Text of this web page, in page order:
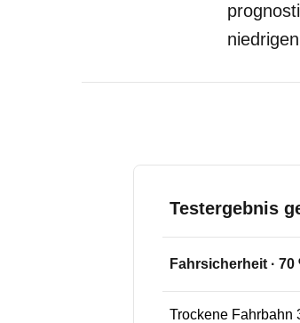
Testergebnis
Fahrsicherheit · 70
Trockene Fahrbahn